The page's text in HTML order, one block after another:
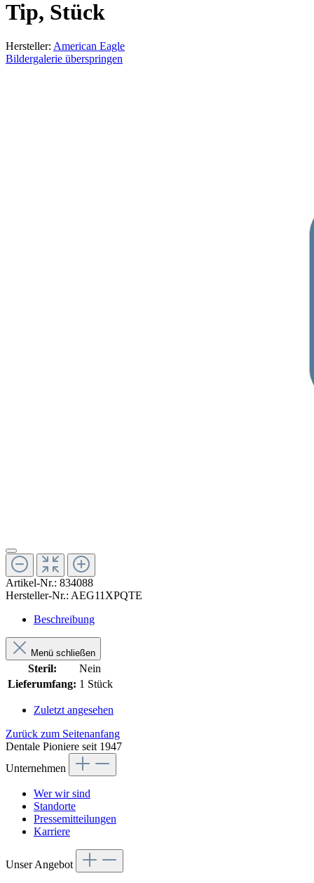
Tip, Stück
Hersteller: American Eagle
Bildergalerie überspringen
Artikel-Nr.: 834088
Hersteller-Nr.: AEG11XPQTE
Beschreibung
Menü schließen
Steril:
Nein
Lieferumfang: 1 Stück
Zuletzt angesehen
Zurück zum Seitenanfang
Dentale Pioniere seit 1947
Unternehmen
Wer wir sind
Standorte
Pressemitteilungen
Karriere
Unser Angebot